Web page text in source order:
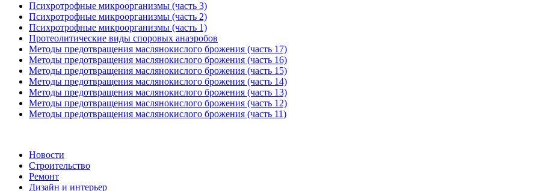
Психротрофные микроорганизмы (часть 3)
Психротрофные микроорганизмы (часть 2)
Психротрофные микроорганизмы (часть 1)
Протеолитические виды споровых анаэробов
Методы предотвращения маслянокислого брожения (часть 17)
Методы предотвращения маслянокислого брожения (часть 16)
Методы предотвращения маслянокислого брожения (часть 15)
Методы предотвращения маслянокислого брожения (часть 14)
Методы предотвращения маслянокислого брожения (часть 13)
Методы предотвращения маслянокислого брожения (часть 12)
Методы предотвращения маслянокислого брожения (часть 11)
Новости
Строительство
Ремонт
Дизайн и интерьер